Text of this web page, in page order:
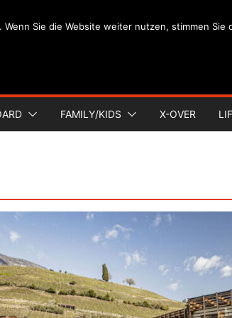
FAMILY/KIDS X-OVER
Wenn Sie die Website weiter nutzen, stimmen Sie